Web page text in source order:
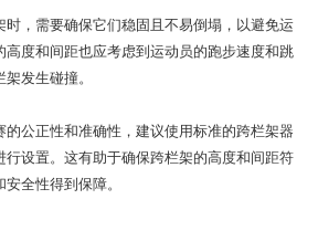
时，需要确保它们稳固且不易倒塌，以避免运
度和间距也应考虑到运动员的跑步速度和跳
发生碰撞。
公正性和准确性，建议使用标准的跨栏架器
行设置。这有助于确保跨栏架的高度和间距符
全性得到保障。